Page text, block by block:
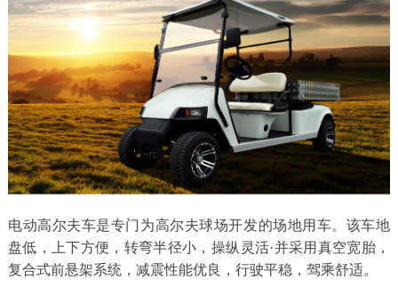
电动高尔夫车是专门为高尔夫球场开发的场地用车。该车地
盘低，上下方便，转弯半径小，操纵灵活·并采用真空宽胎，
复合式前悬架系统，减震性能优良，行驶平稳，驾乘舒适。